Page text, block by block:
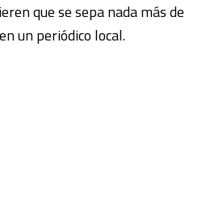
que se sepa nada más de
un periódico local.